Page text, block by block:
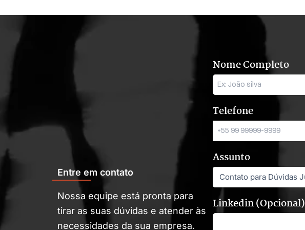
Entre em contato
Nossa equipe está pronta para
tirar as suas dúvidas e atender às
necessidades da sua empresa.
Nome Completo
Telefone
Assunto
Linkedin (Opcional)